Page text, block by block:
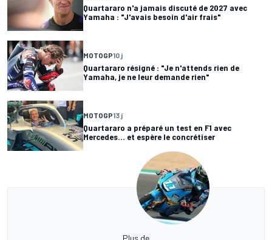
Quartararo n'a jamais discuté de 2027 avec
Yamaha : "J'avais besoin d'air frais"
MOTOGP10 j
Quartararo résigné : "Je n'attends rien de
Yamaha, je ne leur demande rien"
MOTOGP13 j
Quartararo a préparé un test en F1 avec
Mercedes... et espère le concrétiser